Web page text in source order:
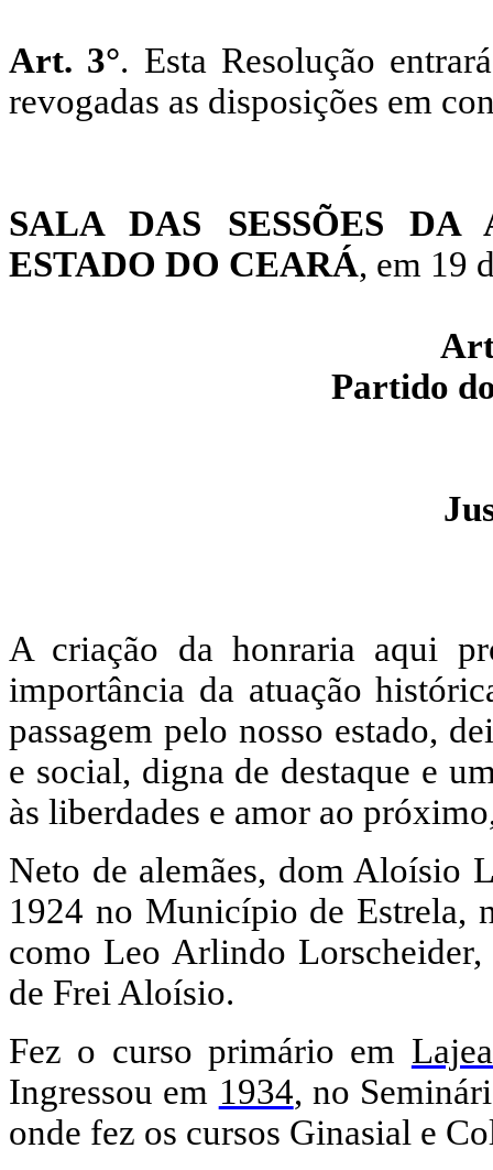
Art. 3°. Esta Resolução
revogadas as disposições em
SALA DAS SESSÕES DA
ESTADO DO CEARÁ, em 19
Partido
A criação da honraria aqui
importância da atuação
passagem pelo nosso estado,
e social, digna de destaque e
às liberdades e amor ao
Neto de alemães, dom Aloísio
1924 no Município de Estrela,
como Leo Arlindo
de Frei Aloísio.
Fez o curso primário em
Ingressou em 1934, no
onde fez os cursos Ginasial e